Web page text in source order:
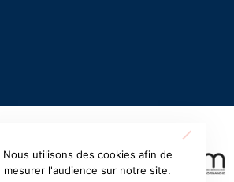
Nous utilisons des cookies afin de
mesurer l'audience sur notre site.